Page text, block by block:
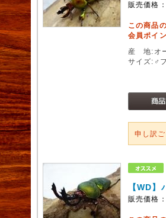
販売価格
この商品
会員ポイ
産 地:オ
サイズ:♂
申し訳
【WD
販売価格